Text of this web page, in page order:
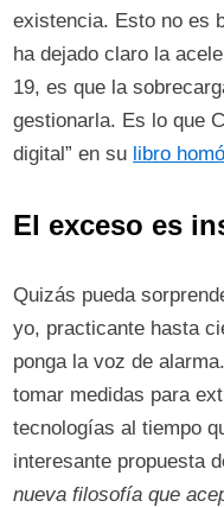
existencia. Esto no es
ha dejado claro la
19, es que la
gestionarla. Es lo que
digital” en su libro
El exceso es
Quizás pueda
yo, practicante hasta
ponga la voz de
tomar medidas para
tecnologías al tiempo
interesante propuesta
nueva filosofía que